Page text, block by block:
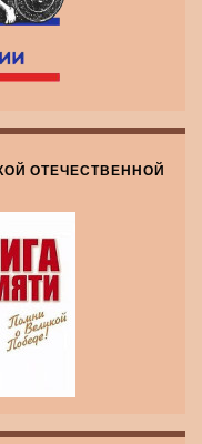
ОТЕЧЕСТВЕННОЙ